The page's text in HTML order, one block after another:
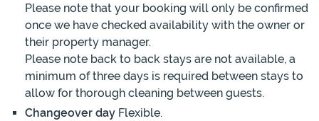
Please note that your booking will only be confirmed
once we have checked availability with the owner or
their property manager.
Please note back to back stays are not available, a
minimum of three days is required between stays to
allow for thorough cleaning between guests.
Changeover day Flexible.